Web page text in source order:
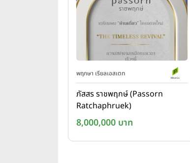
พฤกษา เรียลเอสเตท
ภัสสร ราชพฤกษ์ (Passorn
Ratchaphruek)
8,000,000 บาท